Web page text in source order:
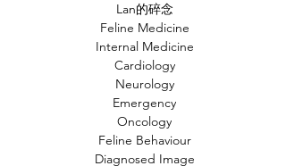
Lan的碎念
Feline Medicine
Internal Medicine
Cardiology
Neurology
Emergency
Oncology
Feline Behaviour
Diagnosed Image